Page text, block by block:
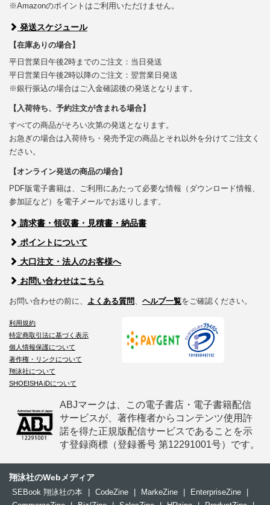
※Amazonのポイントはご利用いただけません。
発送スケジュール
【在庫ありの場合】
平日営業日午後2時までのご注文：当日発送
平日営業日午後2時以降のご注文：翌営業日発送
※銀行振込の場合はご入金確認後の発送となります。
【入荷待ち、予約注文が含まれる場合】
すべての商品がそろい次第の発送となります。
お急ぎの場合は入荷待ち・発売予定の商品とそれ以外を分けてご注文く
ださい。
【オンライン発送の商品の場合】
PDF版電子書籍は、ご利用にあたって必要な情報（ダウンロード情報、
参加証など）を電子メールでお送りします。
請求書・領収書・見積書・納品書
ポイントについて
大口注文・法人のお客様へ
お問い合わせはこちら
お問い合わせの前に、 よくある質問 ヘルプ一覧をご確認ください。
利用規約
特定商取引法に基づく表示
個人情報保護について
著作権・リンクについて
翔泳社について
SHOEISHA iDについて
ABJマークは、この電子書店・電子書籍配信
サービスが、著作権者からコンテンツ使用許
諾を得た正規版配信サービスであることを示
す登録商標（登録番号 第12291001号）です。
翔泳社のWebメディア
SEBook 翔泳社の本 | CodeZine | MarkeZine | EnterpriseZine
|